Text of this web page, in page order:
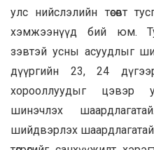
улс нийслэлийн төсөвт
хэмжээнүүд бий юм.
зэвтэй усны асуудлыг
дүүргийн 23, 24
хорооллуудыг цэвэр
шинэчлэх
шийдвэрлэх шаардлагатай